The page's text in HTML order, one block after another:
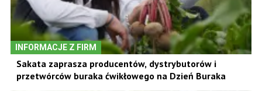
INFORMACJE Z FIRM
Sakata zaprasza producentów, dystrybutorów i
przetwórców buraka ćwikłowego na Dzień Buraka